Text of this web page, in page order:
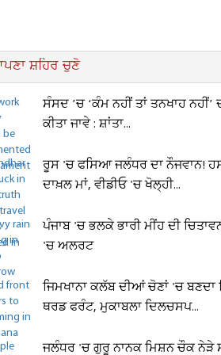
ਸ਼ਹਿਰ ਚੁਣੋ
ਸੰਸਦ ’ਚ ‘ਕੰਮ ਨਹੀਂ ਤਾਂ ਤਨਖਾਹ ਨਹੀਂ’
ਕੀਤਾ ਜਾਵੇ : ਸ਼ਾਂਤਾ...
ਰੂਸ 'ਚ ਫਸਿਆ ਜਲੰਧਰ ਦਾ ਨੌਜਵਾਨ!
ਦਾਖ਼ਲ ਮਾਂ, ਵੀਡੀਓ 'ਚ ਖੋਲ੍ਹੀ...
ਪੰਜਾਬ 'ਚ ਭਲਕੇ ਭਾਰੀ ਮੀਂਹ ਦੀ
'ਚ ਅਲਰਟ
ਜਿਮਖਾਨਾ ਕਲੱਬ ਦੀਆਂ ਚੋਣਾਂ 'ਚ ਬਣਦਾ
ਥਰਡ ਫਰੰਟ, ਮੁਕਾਬਲਾ ਦਿਲਚਸਪ...
ਜਲੰਧਰ 'ਚ ਗੁਰੂ ਨਾਨਕ ਮਿਸ਼ਨ ਚੌਕ ਨੇੜੇ